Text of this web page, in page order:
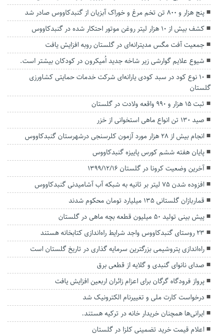
پنج هزار و ۸۰۰ تن تخم مرغ و خوراک آبزیان از گنبدکاووس صادر شد
کشف بیش از ۱۰ هزار لیتر روغن موتور احتکار شده در گنبدکاووس
جمعیت آفت مگس مدیترانه‌ای در گلستان روبه افزایش یافت
شیوع علایم گوارشی زیر شاخه جدید اُمیکرون در کودکان بیشتر است.
۱۰ نوع کود در سبد کودی یارانه‌ای شرکت خدمات حمایتی کشاورزی
گلستان
ثبت ۱۵ هزار و ۹۹۰ واقعه ولادت در گلستان
صید ۱۳۰ تن انواع ماهی استخوانی از خزر
انجام بیش از ۲۸ هزار مورد آزمون کلرسنجی درشهرستان گنبدکاووس
پایان هفته ششم کورس پاییزه گنبدکاووس
آخرین وضعیت کرونا در گلستان 1399/12/16
افزوده شدن ۷۵ لیتر بر ثانیه به شبکه آب آشامیدنی گنبدکاووس
قماربازان گلستانی ۱۳۵ میلیارد تومان محکوم شدند
پیش بینی تولید ۵۰ میلیون قطعه بچه ماهی در گلستان
۲۳ روستای گنبدکاووس واجد شرایط راه‌اندازی کتابخانه هستند
راه‌اندازی پتروشیمی بزرگترین سرمایه گذاری در تاریخ گلستان است
صدای نانوای گنبدی و گلایه از قطعی برق
پرواز فرودگاه گرگان برای اعزام زائران اربعین افزایش یافت
درخواست کارت ملی و تغییرنام الکترونیک شد
ایرانی‌ها همچنان خریدار خانه در ترکیه هستند.
اعلام قیمت خرید تضمینی کلزا در گلستان